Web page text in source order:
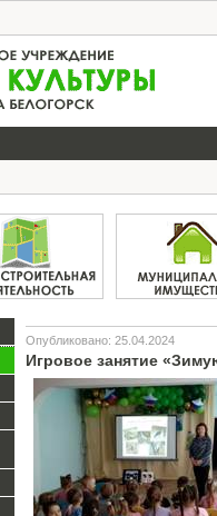
Опубликовано: 25.04.2024
Игровое занятие